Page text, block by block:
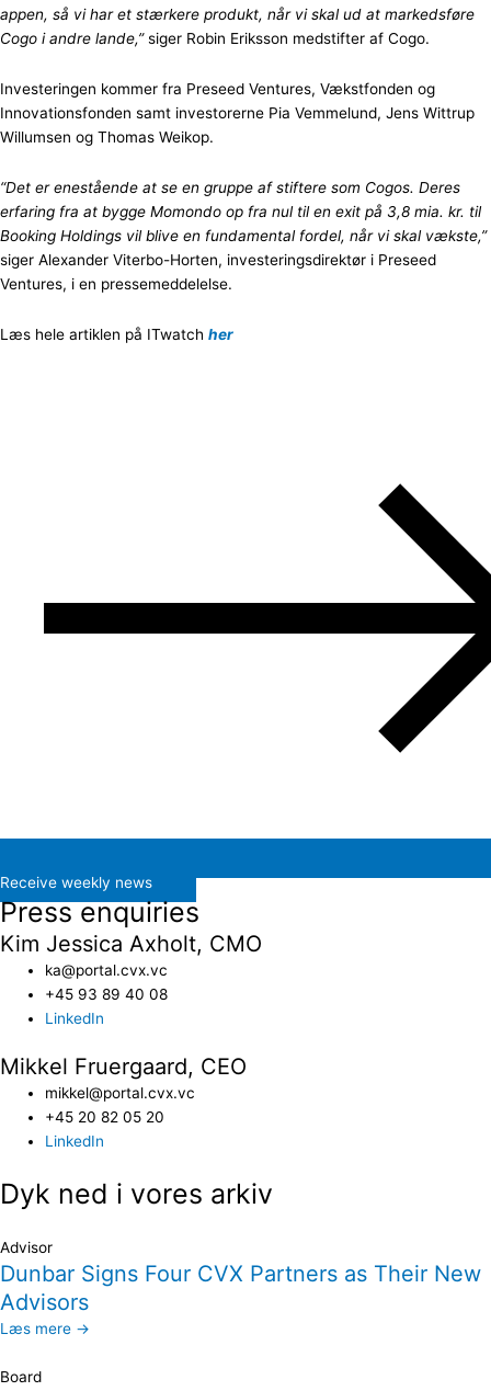
appen, så vi har et stærkere produkt, når vi skal ud at markedsføre
Cogo i andre lande,”siger Robin Eriksson medstifter af Cogo.
Investeringen kommer fra Preseed Ventures, Vækstfonden og
Innovationsfonden samt investorerne Pia Vemmelund, Jens Wittrup
Willumsen og Thomas Weikop.
“Det er enestående at se en gruppe af stiftere som Cogos. Deres
erfaring fra at bygge Momondo op fra nul til en exit på 3,8 mia. kr. til
Booking Holdings vil blive en fundamental fordel, når vi skal vækste,”
siger Alexander Viterbo-Horten, investeringsdirektør i Preseed
Ventures, i en pressemeddelelse.
Læs hele artiklen på ITwatch her
Receive weekly news
Press enquiries
Kim Jessica Axholt, CMO
ka@portal.cvx.vc​
+45 93 89 40 08
LinkedIn
Mikkel Fruergaard, CEO
mikkel@portal.cvx.vc
+45 20 82 05 20
LinkedIn
Dyk ned i vores arkiv
Advisor
Dunbar Signs Four CVX Partners as Their New
Advisors
Læs mere →
Board